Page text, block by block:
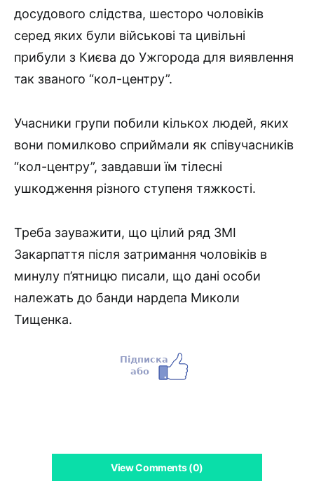
досудового слідства, шесторо чоловіків
серед яких були військові та цивільні
прибули з Києва до Ужгорода для виявлення
так званого “кол-центру”.
Учасники групи побили кількох людей, яких
вони помилково сприймали як співучасників
“кол-центру”, завдавши їм тілесні
ушкодження різного ступеня тяжкості.
Треба зауважити, що цілий ряд ЗМІ
Закарпаття після затримання чоловіків в
минулу п’ятницю писали, що дані особи
належать до банди нардепа Миколи
Тищенка.
View Comments (0)